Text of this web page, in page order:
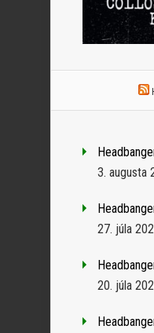
3. augusta
27. júla
20. júla